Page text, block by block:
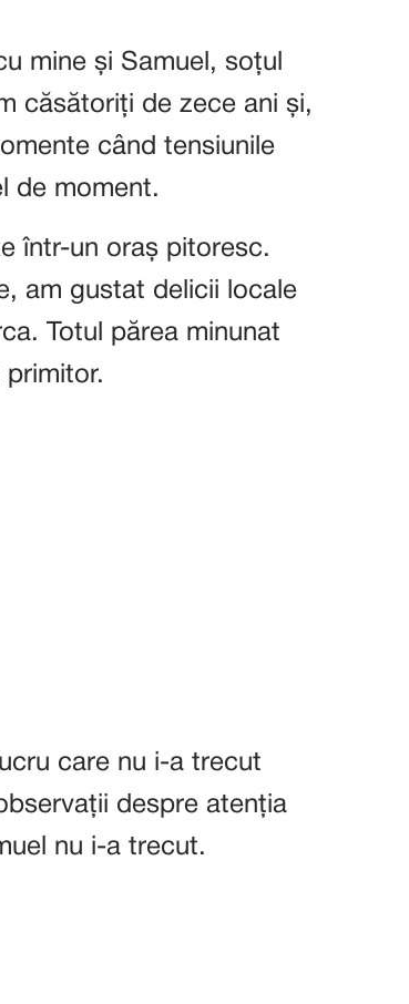
mine și Samuel, soțul
căsătoriți de zece ani și,
când tensiunile
de moment.
într-un oraș pitoresc.
am gustat delicii locale
Totul părea minunat
care nu i-a trecut
despre atenția
nu i-a trecut.